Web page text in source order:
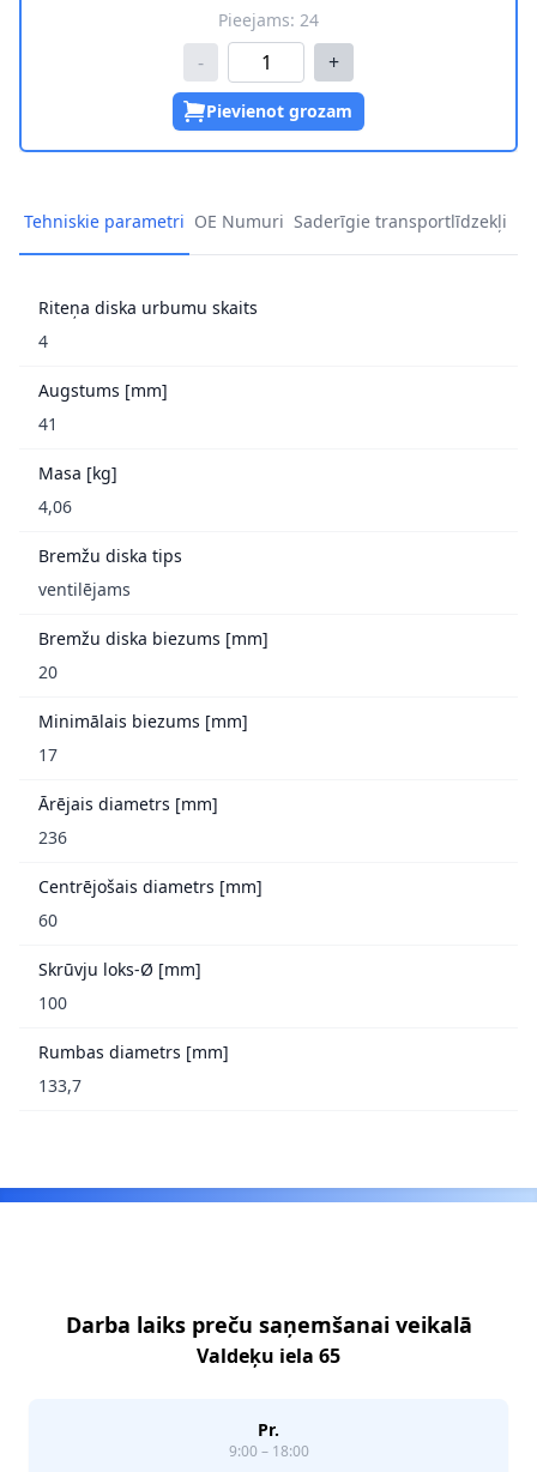
Pieejams: 24
- +
Pievienot grozam
Tehniskie parametri OE Numuri Saderīgie transportlīdzekļi
Riteņa diska urbumu skaits
4
Augstums [mm]
41
Masa [kg]
4,06
Bremžu diska tips
ventilējams
Bremžu diska biezums [mm]
20
Minimālais biezums [mm]
17
Ārējais diametrs [mm]
236
Centrējošais diametrs [mm]
60
Skrūvju loks-Ø [mm]
100
Rumbas diametrs [mm]
133,7
Darba laiks preču saņemšanai veikalā
Valdeķu iela 65
Pr.
9:00 – 18:00